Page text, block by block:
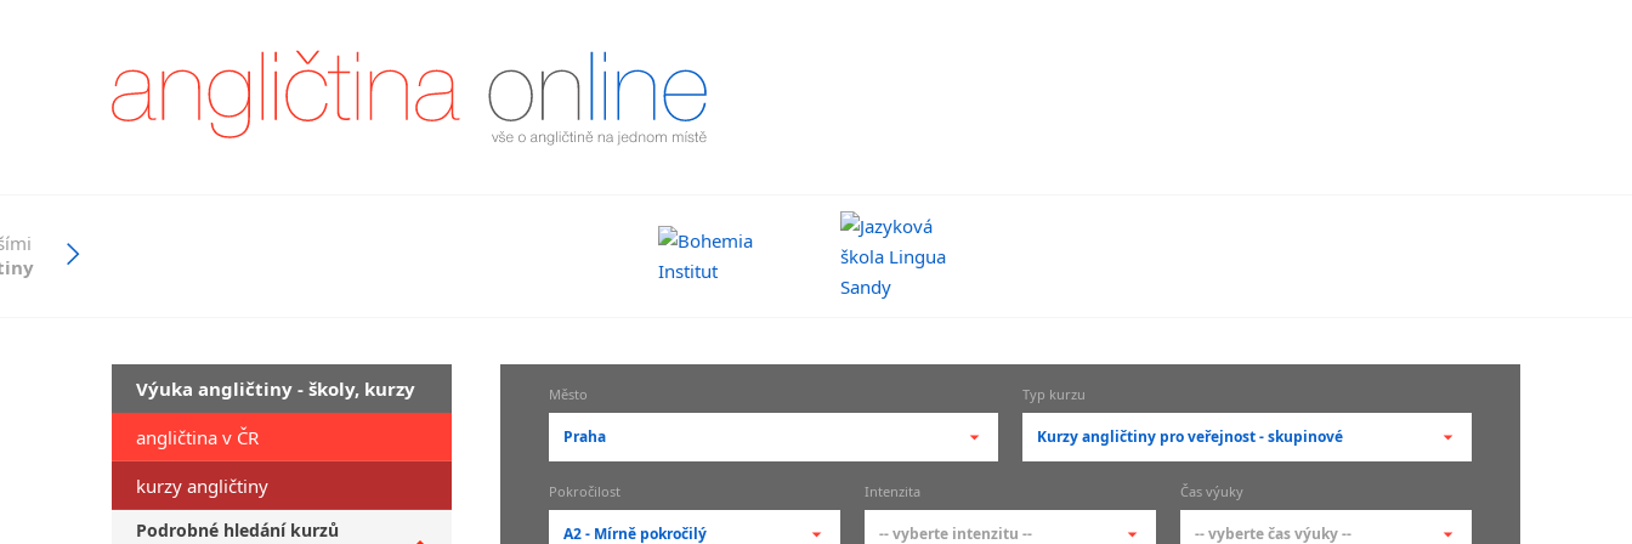
Výuka angličtiny - školy, kurzy
angličtina v ČR
kurzy angličtiny
Podrobné hledání kurzů
Město
Praha
-- vyberte město --
pražské městské části
Typ kurzu
Kurzy angličtiny pro veřejnost - skupinové
základní členění kurzů
Pokročilost
A2 - Mírně pokročilý
Intenzita
-- vyberte intenzitu --
Čas výuky
-- vyberte čas výuky --